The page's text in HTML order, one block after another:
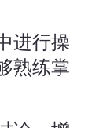
进行操
熟练掌